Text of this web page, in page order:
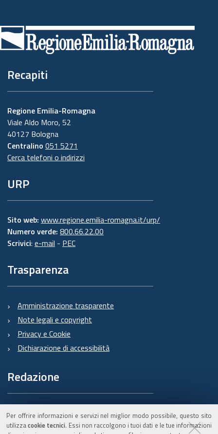
Per offrire informazioni e servizi nel miglior modo possibile, questo sito
utilizzacookie tecnici. Essi non raccolgono i tuoi dati e le tue informazioni
di
pagina
Recapiti
Regione Emilia-Romagna
Viale Aldo Moro, 52
40127 Bologna
Centralino 051 5271
Cerca telefoni o indirizzi
URP
Sito web: www.regione.emilia-romagna.it/urp/
Numero verde: 800.66.22.00
Scrivici: e-mail - PEC
Trasparenza
Amministrazione trasparente
Note legali e copyright
Privacy e Cookie
Dichiarazione di accessibilità
Redazione
Informazioni sul Burert
e contatti